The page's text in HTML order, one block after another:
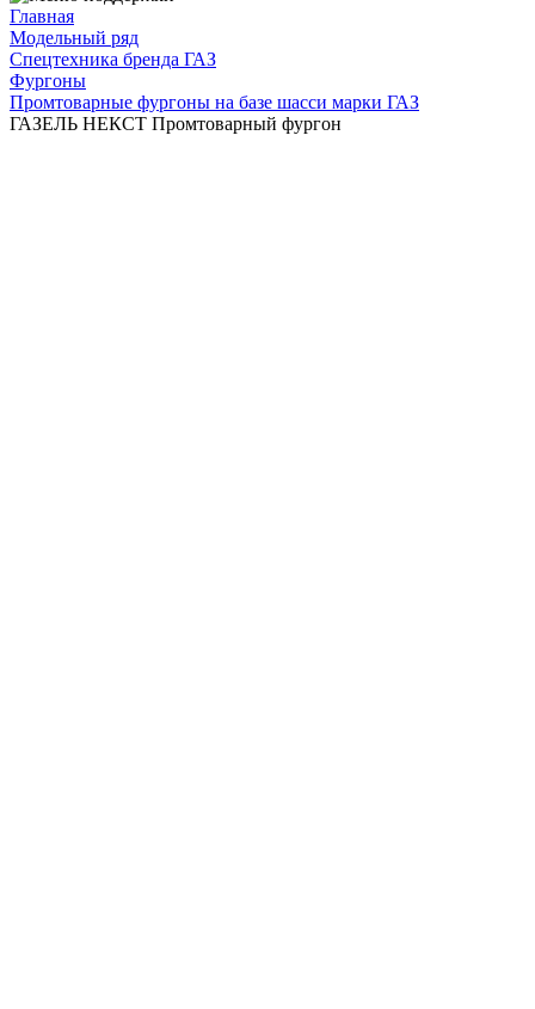
Главная
Модельный ряд
Спецтехника бренда ГАЗ
Фургоны
Промтоварные фургоны на базе шасси марки ГАЗ
ГАЗЕЛЬ НЕКСТ Промтоварный фургон